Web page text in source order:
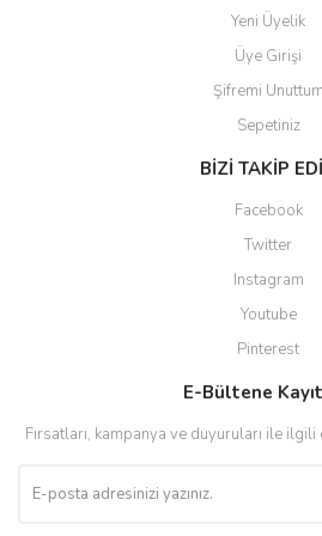
Yeni Üyelik
Üye Girişi
Şifremi Unuttum
Sepetiniz
BİZİ TAKİP
Facebook
Twitter
Instagram
Youtube
Pinterest
E-Bültene
Fırsatları, kampanya ve duyuruları ile